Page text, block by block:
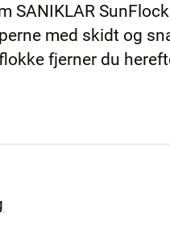
SANIKLAR
med skidt og
fjerner du